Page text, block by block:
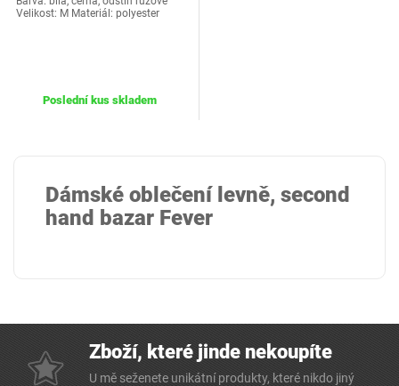
Velikost: M Materiál: polyester
Poslední kus skladem
Dámské oblečení levně, second
hand bazar Fever
Zboží, které jinde nekoupíte
U mě seženete unikátní produkty, které nikdo jiný